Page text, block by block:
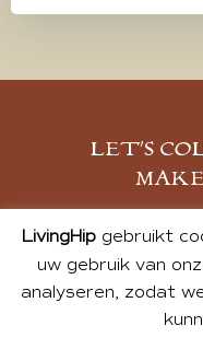
LET’S
LivingHipgebruikt
uw gebruik van
analyseren, zodat